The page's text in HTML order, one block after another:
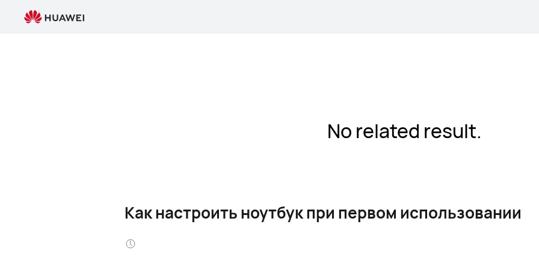
No related result.
Как настроить ноутбук при первом использовании